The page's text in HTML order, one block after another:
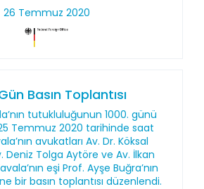
26 Temmuz 2020
Basın Toplantısı
tutukluluğunun 1000. günü
Temmuz 2020 tarihinde saat
avukatları Av. Dr. Köksal
Deniz Tolga Aytöre ve Av. İlkan
eşi Prof. Ayşe Buğra’nın
bir basın toplantısı düzenlendi.